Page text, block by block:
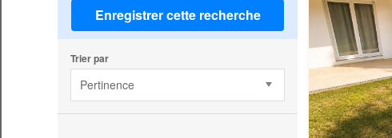
Enregistrer cette recherche
Trier par
Pertinence